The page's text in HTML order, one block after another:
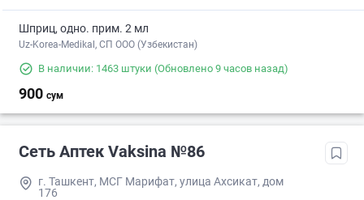
Шприц, одно. прим. 2 мл
Uz-Korea-Medikal, СП ООО (Узбекистан)
В наличии: 1463 штуки (Обновлено 9 часов назад)
900 сум
Сеть Аптек Vaksina №86
г. Ташкент, МСГ Марифат, улица Ахсикат, дом
176